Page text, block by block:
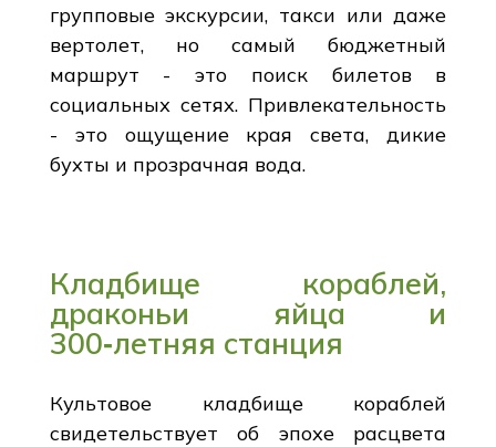
групповые экскурсии, такси или даже
вертолет, но самый бюджетный
маршрут - это поиск билетов в
социальных сетях. Привлекательность
- это ощущение края света, дикие
бухты и прозрачная вода.
Кладбище кораблей,
драконьи яйца и
300‑летняя станция
Культовое кладбище кораблей
свидетельствует об эпохе расцвета